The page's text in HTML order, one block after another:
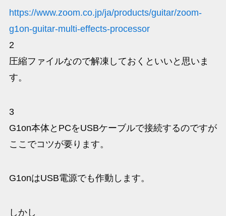
https://www.zoom.co.jp/ja/products/guitar/zoom-
g1on-guitar-multi-effects-processor
2
圧縮ファイルなので解凍しておくといいと思いま
す。
3
G1on本体とPCをUSBケーブルで接続するのですが
ここでコツが要ります。
G1onはUSB電源でも作動します。
しかし